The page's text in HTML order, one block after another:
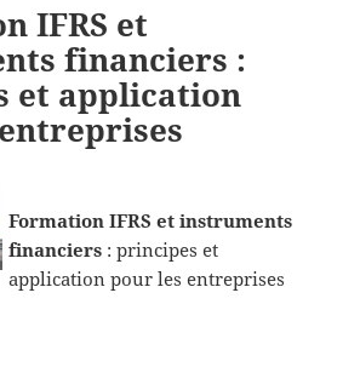
IFRS et
financiers :
et application
Formation IFRS et instruments
financiers : principes et
application pour les entreprises